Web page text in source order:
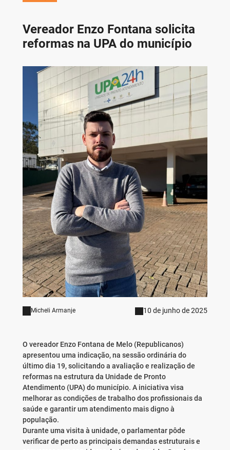
Vereador Enzo Fontana solicita
reformas na UPA do município
Micheli Armanje 10 de junho de 2025
O vereador Enzo Fontana de Melo (Republicanos)
apresentou uma indicação, na sessão ordinária do
último dia 19, solicitando a avaliação e realização de
reformas na estrutura da Unidade de Pronto
Atendimento (UPA) do município. A iniciativa visa
melhorar as condições de trabalho dos profissionais da
saúde e garantir um atendimento mais digno à
população.
Durante uma visita à unidade, o parlamentar pôde
verificar de perto as principais demandas estruturais e